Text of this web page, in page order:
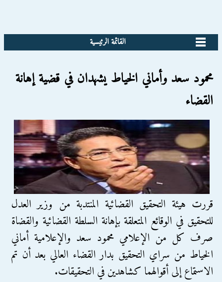
القائمة الرئيسية
محمود سعد وأماني الخياط يشهدان في قضية إهانة
القضاء
قررت هيئة التحقيق القضائية المنتدبة من وزير العدل
للتحقيق في الوقائع المتعلقة بإهانة السلطة القضائية والقضاة
صرف كل من الإعلامي محمود سعد والإعلامية أماني
الخياط من سراي التحقيق بدار القضاء العالي بعد أن تم
الاستماع إلى أقوالهما كشاهدين في التحقيقات.